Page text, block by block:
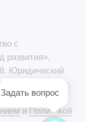
Задать вопрос